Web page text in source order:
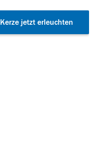
Kerze jetzt erleuchten